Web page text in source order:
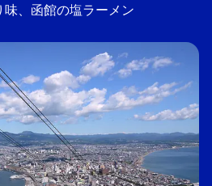
、函館の塩ラーメン